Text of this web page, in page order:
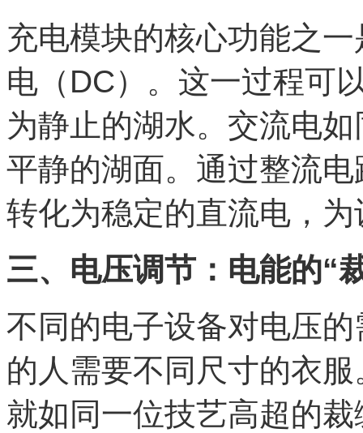
充电模块的核心功能之
电（DC）。这一过程可
为静止的湖水。交流电
平静的湖面。通过整流电
转化为稳定的直流电，
三、电压调节：电能的“
不同的电子设备对电压
的人需要不同尺寸的衣
就如同一位技艺高超的